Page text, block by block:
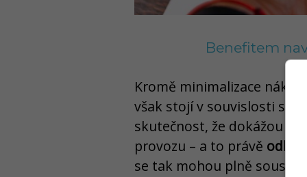
Benefitem
Kromě minimalizace
však stojí v souvislosti s
skutečnost, že dokážou
provozu – a to právě
se tak mohou plně